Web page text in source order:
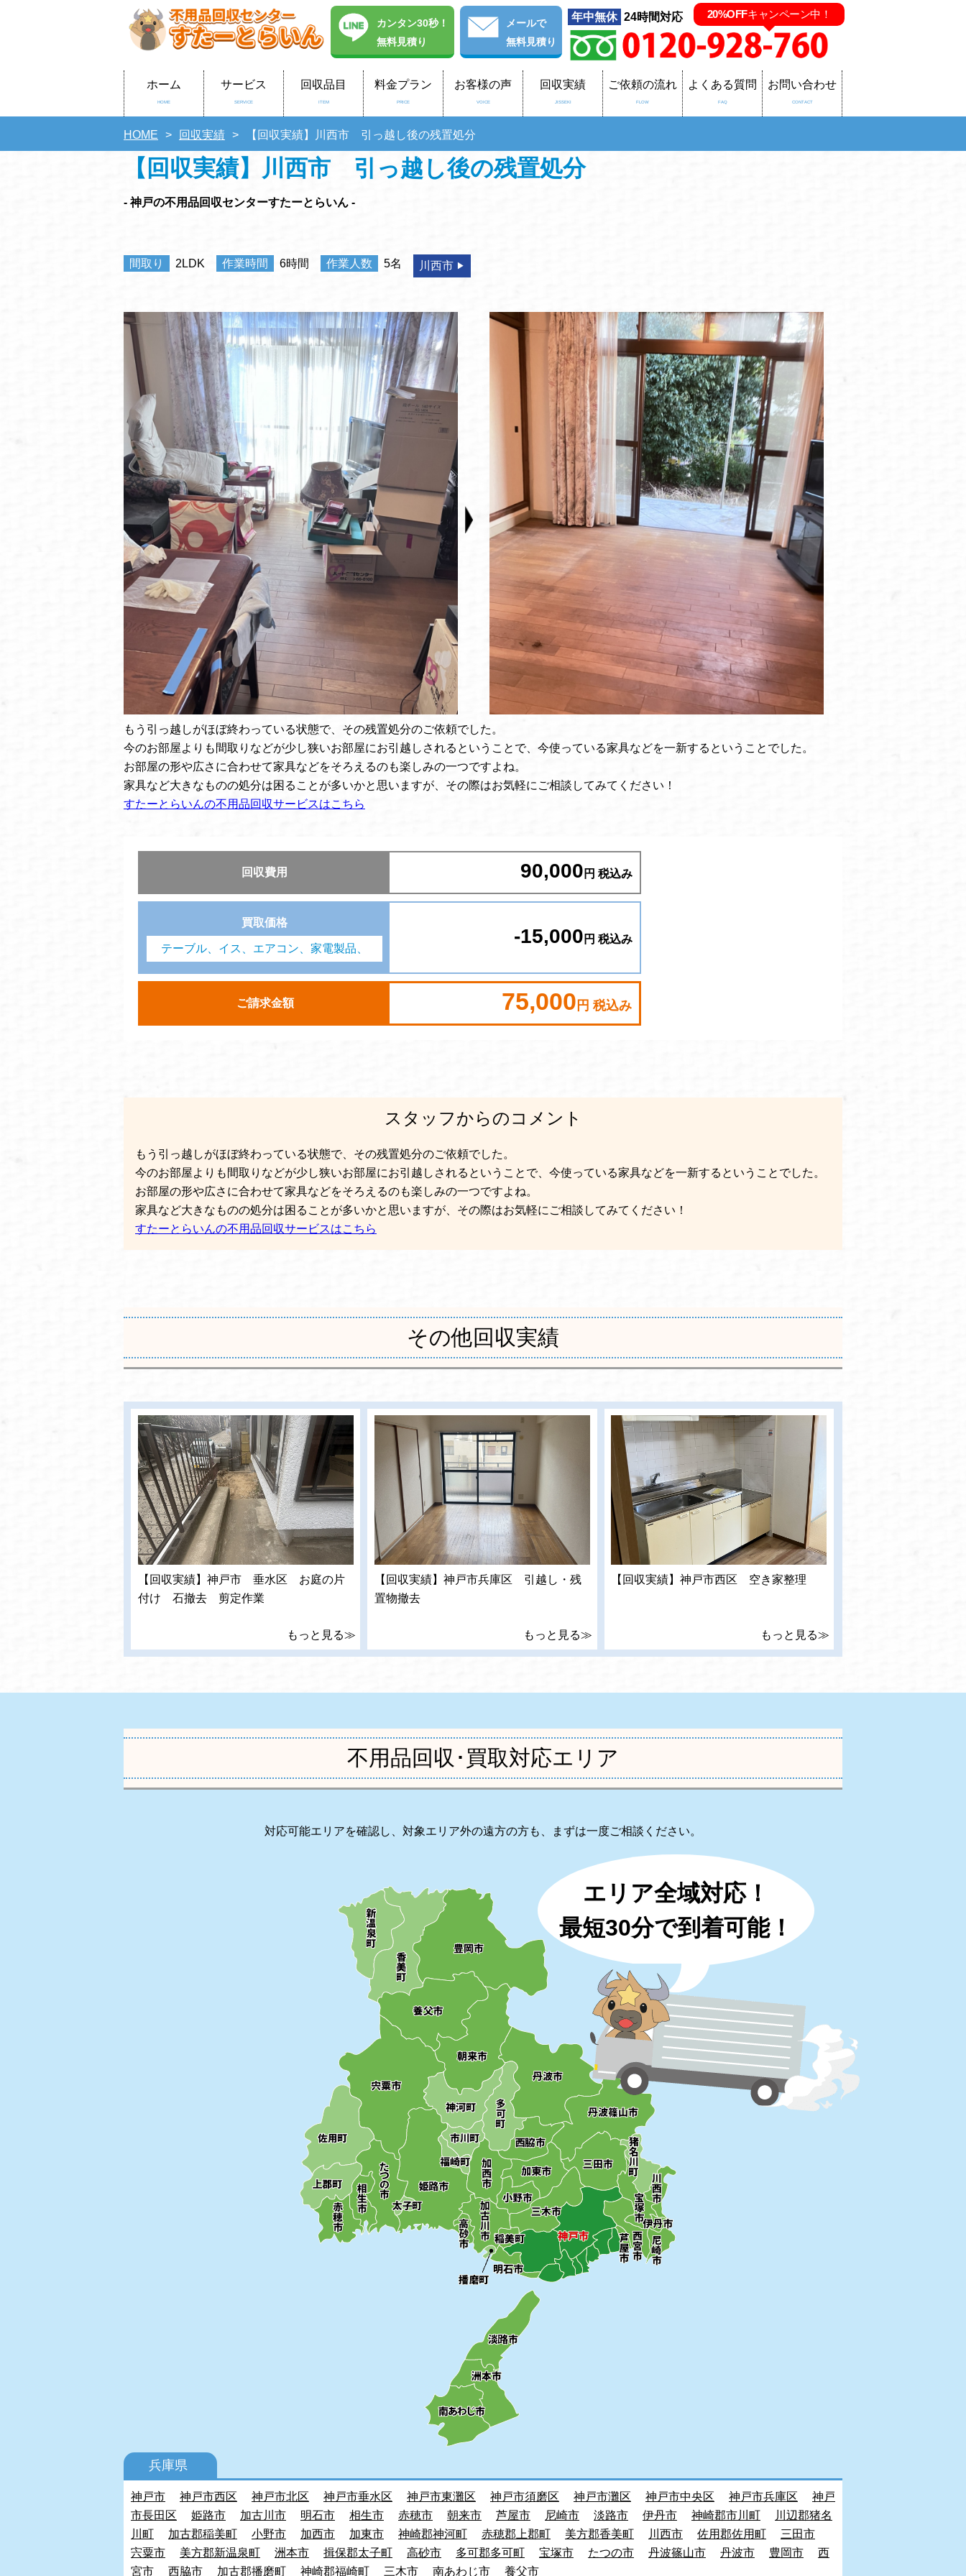
カンタン30秒！
無料見積り
メールで
無料見積り
年中無休 24時間対応 20%OFFキャンペーン中！
ホーム
HOME
サービス
SERVICE
回収品目
ITEM
料金プラン
PRICE
お客様の声
VOICE
回収実績
JISSEKI
ご依頼の流れ
FLOW
よくある質問
FAQ
お問い合わせ
CONTACT
HOME 回収実績 【回収実績】川西市 引っ越し後の残置処分
【回収実績】川西市 引っ越し後の残置処分
- 神戸の不用品回収センターすたーとらいん -
間取り 2LDK 作業時間 6時間 作業人数 5名 川西市
もう引っ越しがほぼ終わっている状態で、その残置処分のご依頼でした。
今のお部屋よりも間取りなどが少し狭いお部屋にお引越しされるということで、今使っている家具などを一新するということでした。
お部屋の形や広さに合わせて家具などをそろえるのも楽しみの一つですよね。
家具など大きなものの処分は困ることが多いかと思いますが、その際はお気軽にご相談してみてください！
すたーとらいんの不用品回収サービスはこちら
回収費用 90,000 円 税込み
買取価格
テーブル、イス、エアコン、家電製品、
-15,000 円 税込み
ご請求金額 75,000 円 税込み
スタッフからのコメント
もう引っ越しがほぼ終わっている状態で、その残置処分のご依頼でした。
今のお部屋よりも間取りなどが少し狭いお部屋にお引越しされるということで、今使っている家具などを一新するということでした。
お部屋の形や広さに合わせて家具などをそろえるのも楽しみの一つですよね。
家具など大きなものの処分は困ることが多いかと思いますが、その際はお気軽にご相談してみてください！
すたーとらいんの不用品回収サービスはこちら
その他回収実績
【回収実績】神戸市 垂水区 お庭の片
付け 石撤去 剪定作業
もっと見る≫
【回収実績】神戸市兵庫区 引越し・残
置物撤去
もっと見る≫
【回収実績】神戸市西区 空き家整理
もっと見る≫
不用品回収･買取対応エリア
対応可能エリアを確認し、対象エリア外の遠方の方も、まずは一度ご相談ください。
エリア全域対応！
最短30分で到着可能！
兵庫県
神戸市 神戸市西区 神戸市北区 神戸市垂水区 神戸市東灘区 神戸市須磨区 神戸市灘区 神戸市中央区 神戸市兵庫区
神戸
市長田区
姫路市 加古川市 明石市 相生市 赤穂市 朝来市 芦屋市 尼崎市 淡路市 伊丹市 神崎郡市川町
川辺郡猪名
川町
加古郡稲美町 小野市 加西市 加東市 神崎郡神河町 赤穂郡上郡町 美方郡香美町 川西市 佐用郡佐用町
三田市
宍粟市
美方郡新温泉町 洲本市 揖保郡太子町 高砂市 多可郡多可町 宝塚市 たつの市 丹波篠山市 丹波市 豊岡市
西
宮市
西脇市 加古郡播磨町 神崎郡福崎町 三木市 南あわじ市 養父市